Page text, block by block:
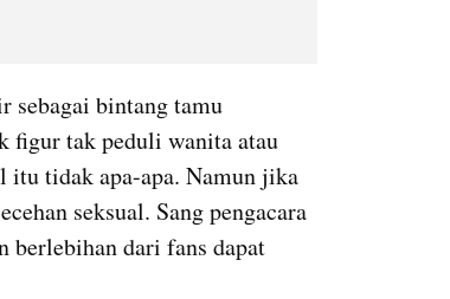
sebagai bintang tamu
figur tak peduli wanita atau
itu tidak apa-apa. Namun jika
seksual. Sang pengacara
berlebihan dari fans dapat